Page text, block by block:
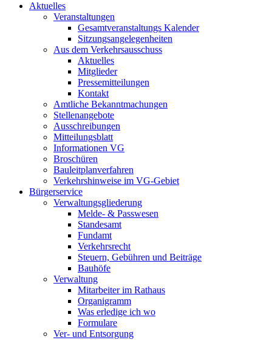
Aktuelles
Veranstaltungen
Gesamtveranstaltungs Kalender
Sitzungsangelegenheiten
Aus dem Verkehrsausschuss
Aktuelles
Mitglieder
Pressemitteilungen
Kontakt
Amtliche Bekanntmachungen
Stellenangebote
Ausschreibungen
Mitteilungsblatt
Informationen VG
Broschüren
Bauleitplanverfahren
Verkehrshinweise im VG-Gebiet
Bürgerservice
Verwaltungsgliederung
Melde- & Passwesen
Standesamt
Fundamt
Verkehrsrecht
Steuern, Gebühren und Beiträge
Bauhöfe
Verwaltung
Mitarbeiter im Rathaus
Organigramm
Was erledige ich wo
Formulare
Ver- und Entsorgung